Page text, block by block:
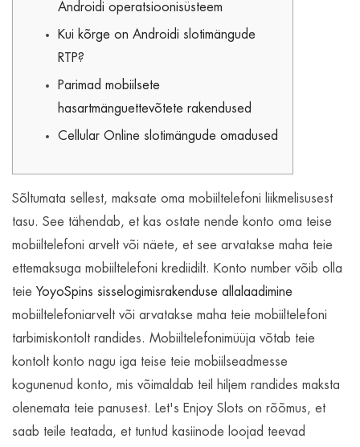
Androidi operatsioonisüsteem
Kui kõrge on Androidi slotimängude
RTP?
Parimad mobiilsete
hasartmänguettevõtete rakendused
Cellular Online slotimängude omadused
Sõltumata sellest, maksate oma mobiiltelefoni liikmelisusest
tasu. See tähendab, et kas ostate nende konto oma teise
mobiiltelefoni arvelt või näete, et see arvatakse maha teie
ettemaksuga mobiiltelefoni krediidilt. Konto number võib olla
teie YoyoSpins sisselogimisrakenduse allalaadimine
mobiiltelefoniarvelt või arvatakse maha teie mobiiltelefoni
tarbimiskontolt randides. Mobiiltelefonimüüja võtab teie
kontolt konto nagu iga teise teie mobiilseadmesse
kogunenud konto, mis võimaldab teil hiljem randides maksta
olenemata teie panusest. Let's Enjoy Slots on rõõmus, et
saab teile teatada, et tuntud kasiinode loojad teevad